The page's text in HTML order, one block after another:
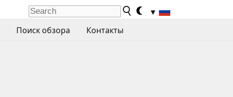
▼
Поиск обзора Контакты